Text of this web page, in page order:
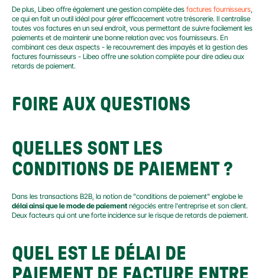
De plus, Libeo offre également une gestion complète des factures fournisseurs,
ce qui en fait un outil idéal pour gérer efficacement votre trésorerie. Il centralise
toutes vos factures en un seul endroit, vous permettant de suivre facilement les
paiements et de maintenir une bonne relation avec vos fournisseurs. En
combinant ces deux aspects - le recouvrement des impayés et la gestion des
factures fournisseurs - Libeo offre une solution complète pour dire adieu aux
retards de paiement.
FOIRE AUX QUESTIONS
QUELLES SONT LES
CONDITIONS DE PAIEMENT ?
délai ainsi que le mode de paiement négociés entre l'entreprise et son client.
Deux facteurs qui ont une forte incidence sur le risque de retards de paiement.
QUEL EST LE DÉLAI DE